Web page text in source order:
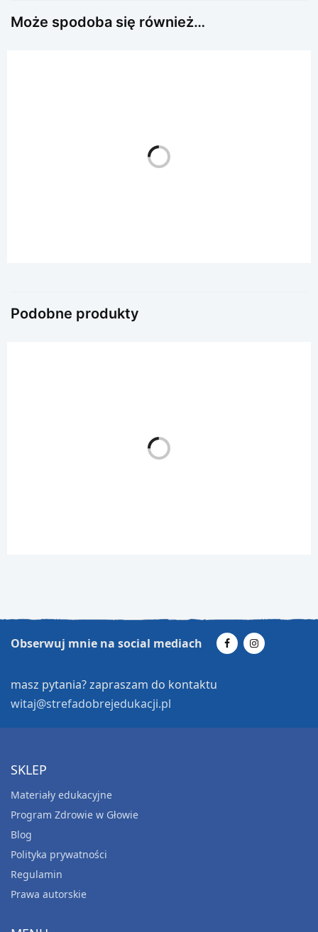
Może spodoba się również…
Karty o emocjach część 1 – TRUDNE EMOCJE
Podobne produkty
Księciem dla klas 4-8
25.00
Obserwuj mnie na social mediach
masz pytania? zapraszam do kontaktu
witaj@strefadobrejedukacji.pl
SKLEP
Materiały edukacyjne
Program Zdrowie w Głowie
Blog
Polityka prywatności
Regulamin
Prawa autorskie